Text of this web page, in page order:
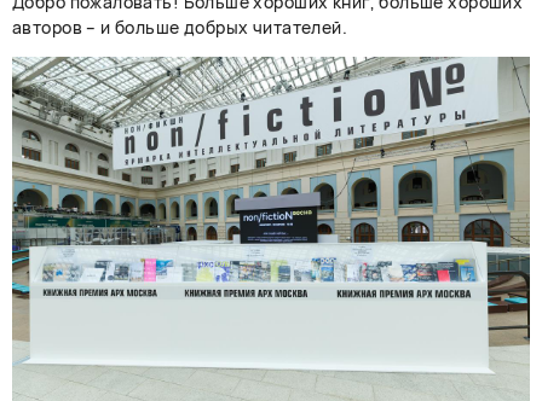
авторов – и больше добрых читателей.